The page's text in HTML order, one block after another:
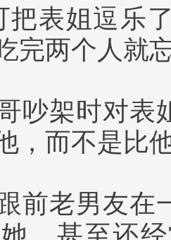
把表姐逗乐
完两个人就
吵架时对表
，而不是比
前老男友在